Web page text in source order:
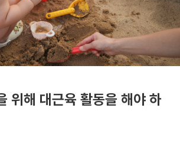
위해 대근육 활동을 해야 하